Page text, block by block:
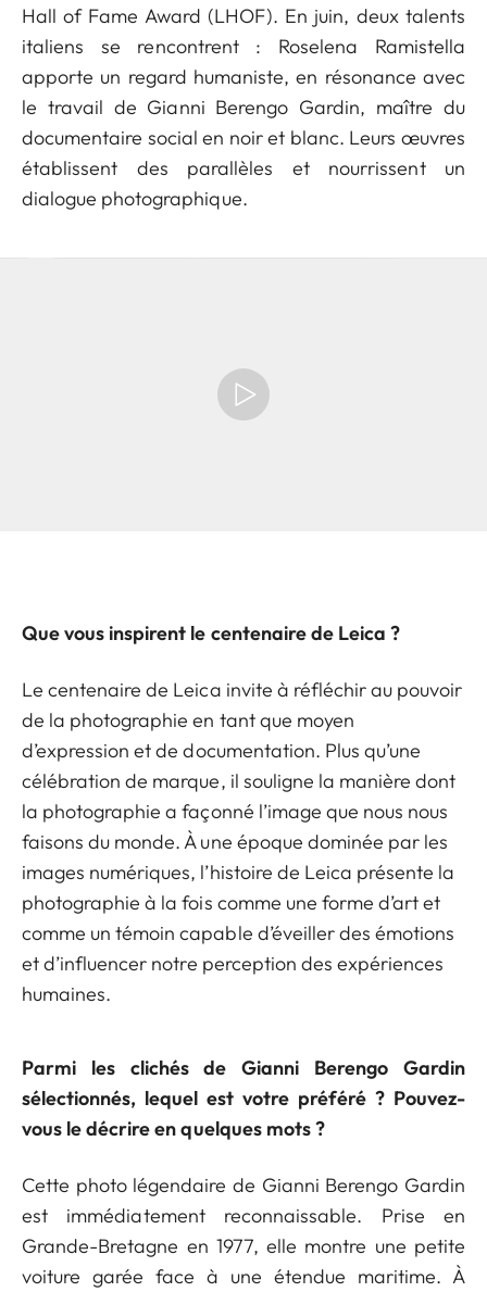
Hall of Fame Award (LHOF). En juin, deux talents
italiens se rencontrent : Roselena Ramistella
apporte un regard humaniste, en résonance avec
le travail de Gianni Berengo Gardin, maître du
documentaire social en noir et blanc. Leurs œuvres
établissent des parallèles et nourrissent un
dialogue photographique.
Que vous inspirent le centenaire de Leica ?
Le centenaire de Leica invite à réfléchir au pouvoir
de la photographie en tant que moyen
d’expression et de documentation. Plus qu’une
célébration de marque, il souligne la manière dont
la photographie a façonné l’image que nous nous
faisons du monde. À une époque dominée par les
images numériques, l’histoire de Leica présente la
photographie à la fois comme une forme d’art et
comme un témoin capable d’éveiller des émotions
et d’influencer notre perception des expériences
humaines.
Parmi les clichés de Gianni Berengo Gardin
sélectionnés, lequel est votre préféré ? Pouvez-
vous le décrire en quelques mots ?
Cette photo légendaire de Gianni Berengo Gardin
est immédiatement reconnaissable. Prise en
Grande-Bretagne en 1977, elle montre une petite
voiture garée face à une étendue maritime. À